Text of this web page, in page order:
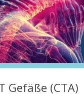
Gefäße (CTA)